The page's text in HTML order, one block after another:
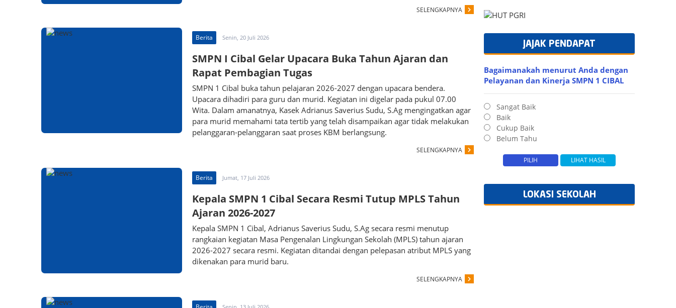
SELENGKAPNYA
Berita Senin, 20 Juli 2026
SMPN I Cibal Gelar Upacara Buka Tahun Ajaran dan
Rapat Pembagian Tugas
SMPN 1 Cibal buka tahun pelajaran 2026-2027 dengan upacara bendera.
Upacara dihadiri para guru dan murid. Kegiatan ini digelar pada pukul 07.00
Wita. Dalam amanatnya, Kasek Adrianus Saverius Sudu, S.Ag mengingatkan agar
para murid memahami tata tertib yang telah disampaikan agar tidak melakukan
pelanggaran-pelanggaran saat proses KBM berlangsung.
SELENGKAPNYA
Berita Jumat, 17 Juli 2026
Kepala SMPN 1 Cibal Secara Resmi Tutup MPLS Tahun
Ajaran 2026-2027
Kepala SMPN 1 Cibal, Adrianus Saverius Sudu, S.Ag secara resmi menutup
rangkaian kegiatan Masa Pengenalan Lingkungan Sekolah (MPLS) tahun ajaran
2026-2027 secara resmi. Kegiatan ditandai dengan pelepasan atribut MPLS yang
dikenakan para murid baru.
SELENGKAPNYA
JAJAK PENDAPAT
Bagaimanakah menurut Anda dengan
Pelayanan dan Kinerja SMPN 1 CIBAL
Sangat Baik
Baik
Cukup Baik
Belum Tahu
LOKASI SEKOLAH